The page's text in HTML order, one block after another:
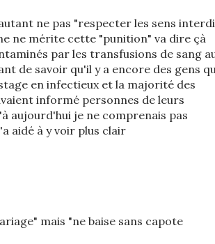
ne pas "respecter les sens
ne mérite cette "punition" va dire çà
par les transfusions de sang
de savoir qu'il y a encore des gens
en infectieux et la majorité des
informé personnes de leurs
aujourd'hui je ne comprenais pas
aidé à y voir plus clair
mais "ne baise sans capote